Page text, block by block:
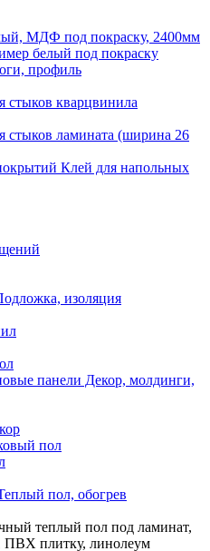
МДФ под покраску, 2400мм
белый под покраску
профиль
стыков кварцвинила
стыков ламината (ширина 26
Клей для напольных
изоляция
Декор, молдинги,
пол
пол, обогрев